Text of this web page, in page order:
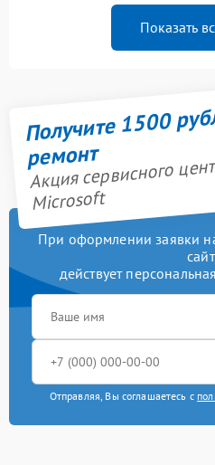
Показать
Получите 1500
ремонт
Акция сервисного
Microsoft
При оформлении заявки
действует
Отправляя, Вы соглашаетесь с